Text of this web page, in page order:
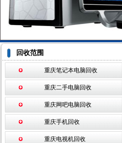
回收范围
重庆笔记本电脑回收
重庆二手电脑回收
重庆网吧电脑回收
重庆手机回收
重庆电视机回收